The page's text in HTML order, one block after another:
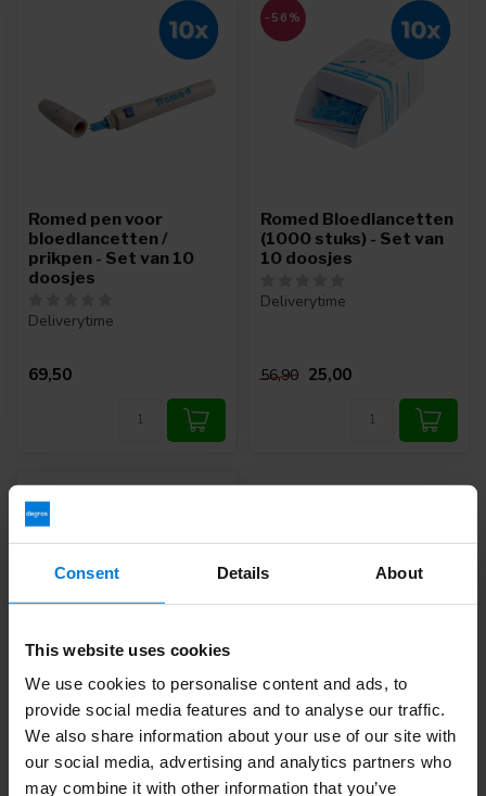
Consent Details About
This website uses cookies
We use cookies to personalise content and ads, to
provide social media features and to analyse our traffic.
We also share information about your use of our site with
our social media, advertising and analytics partners who
may combine it with other information that you’ve
Romed pen voor
bloedlancetten /
prikpen - Set van 10
doosjes
Deliverytime
69,50
-56%
Romed Bloedlancetten
(1000 stuks) - Set van
10 doosjes
Deliverytime
56,90 25,00
Romed Blutlanzetten /
Stück)
Deliverytime